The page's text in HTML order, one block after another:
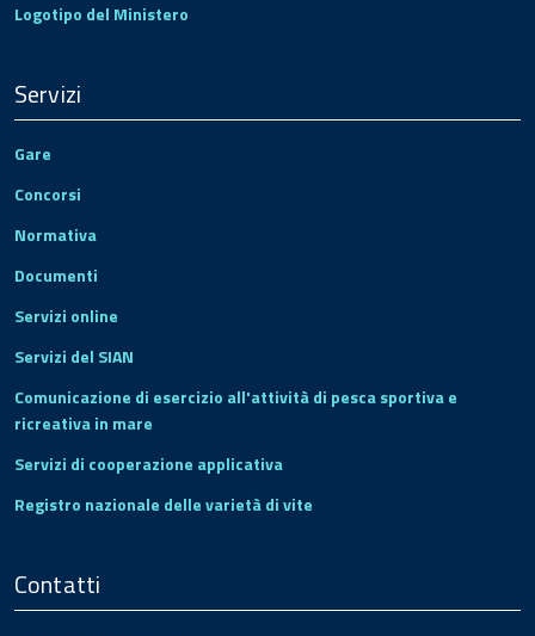
Logotipo del Ministero
Servizi
Gare
Concorsi
Normativa
Documenti
Servizi online
Servizi del SIAN
Comunicazione di esercizio all'attività di pesca sportiva e
ricreativa in mare
Servizi di cooperazione applicativa
Registro nazionale delle varietà di vite
Contatti